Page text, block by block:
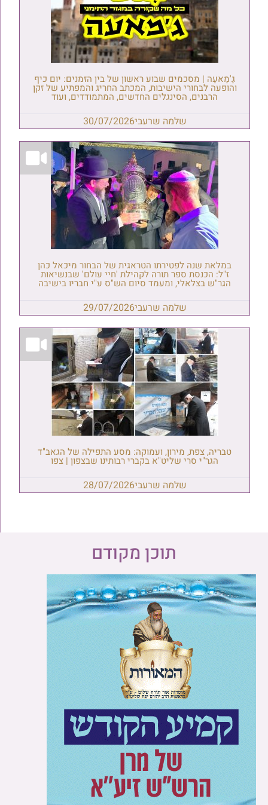
גַ'מַאעַה | מסכמים שבוע ראשון של בין הזמנים: יום כיף
והופעה לבחורי הישיבות, המכתב החריג והמפתיע של זקן
הרבנים, הסינגלים החדשים, המתמודדים, ועוד
שלמה שרעבי30/07/2026
במלאת שנה לפטירתו הטראגית של הבחור מיכאל כהן
ז"ל: הכנסת ספר תורה לקהילת 'חיי עולם' שבנשיאות
הגר"ש בצלאלי, ומעמד סיום הש"ס ע"י חבריו בישיבה
שלמה שרעבי29/07/2026
טבריה, צפת, מירון, ועמוקה: מסע התפילה של הגאב"ד
הגר"י סרי שליט"א בקברי רבותינו שבצפון | צפו
שלמה שרעבי28/07/2026
תוכן מקודם